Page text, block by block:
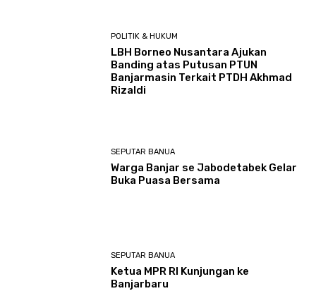
POLITIK & HUKUM
LBH Borneo Nusantara Ajukan
Banding atas Putusan PTUN
Banjarmasin Terkait PTDH Akhmad
Rizaldi
SEPUTAR BANUA
Warga Banjar se Jabodetabek Gelar
Buka Puasa Bersama
SEPUTAR BANUA
Ketua MPR RI Kunjungan ke
Banjarbaru